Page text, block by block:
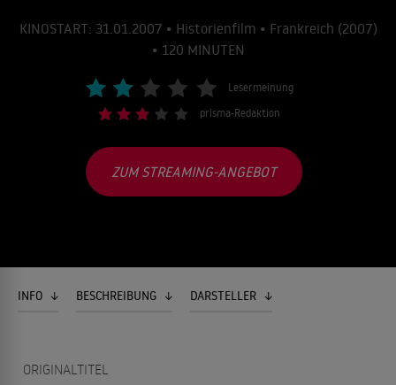
KINOSTART: 31.01.2007 • Historienfilm • Frankreich (2007)
• 120 MINUTEN
Lesermeinung
prisma-Redaktion
ZUM STREAMING-ANGEBOT
INFO BESCHREIBUNG DARSTELLER
ORIGINALTITEL